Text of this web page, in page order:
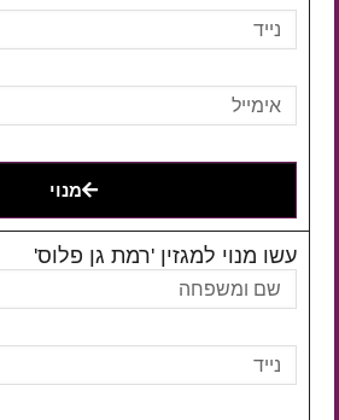
מנוי
עשו מנוי למגזין 'רמת גן פלוס'